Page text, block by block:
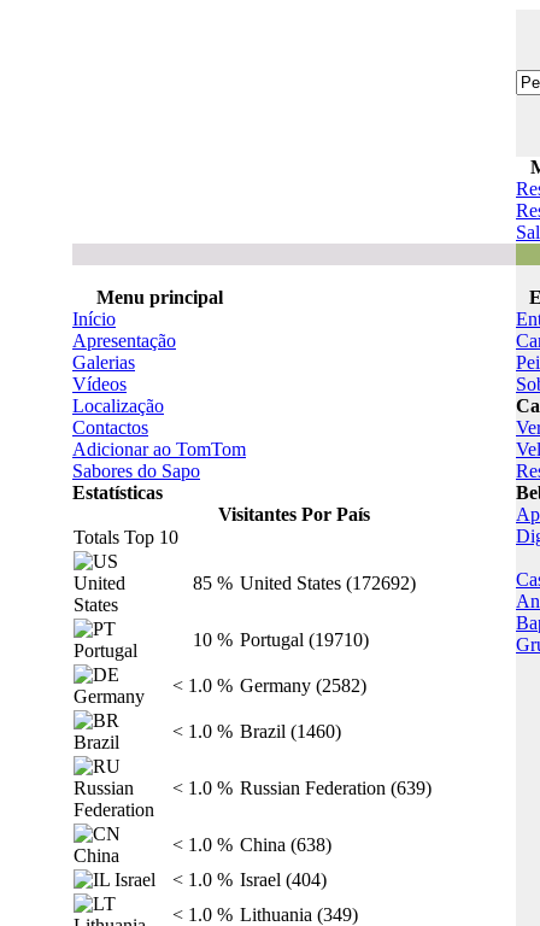
Menu principal
Início
Apresentação
Galerias
Vídeos
Localização
Contactos
Adicionar ao TomTom
Sabores do Sapo
Estatísticas
Visitantes Por País
Totals Top 10
85 % United States (172692)
10 % Portugal (19710)
< 1.0 % Germany (2582)
< 1.0 % Brazil (1460)
< 1.0 % Russian Federation (639)
< 1.0 % China (638)
< 1.0 % Israel (404)
< 1.0 % Lithuania (349)